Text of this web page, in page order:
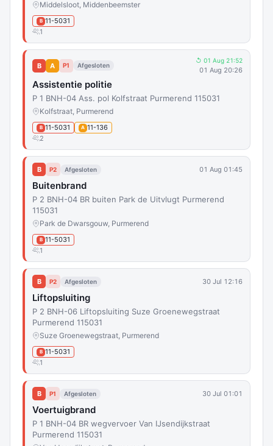
Middelsloot, Middenbeemster
B 11-5031
1
B A P1 Afgesloten
↺ 01 Aug 21:52
01 Aug 20:26
Assistentie politie
P 1 BNH-04 Ass. pol Kolfstraat Purmerend 115031
Kolfstraat, Purmerend
B 11-5031 A 11-136
2
B P2 Afgesloten 01 Aug 01:45
Buitenbrand
P 2 BNH-04 BR buiten Park de Uitvlugt Purmerend
115031
Park de Dwarsgouw, Purmerend
B 11-5031
1
B P2 Afgesloten 30 Jul 12:16
Liftopsluiting
P 2 BNH-06 Liftopsluiting Suze Groenewegstraat
Purmerend 115031
Suze Groenewegstraat, Purmerend
B 11-5031
1
B P1 Afgesloten 30 Jul 01:01
Voertuigbrand
P 1 BNH-04 BR wegvervoer Van IJsendijkstraat
Purmerend 115031